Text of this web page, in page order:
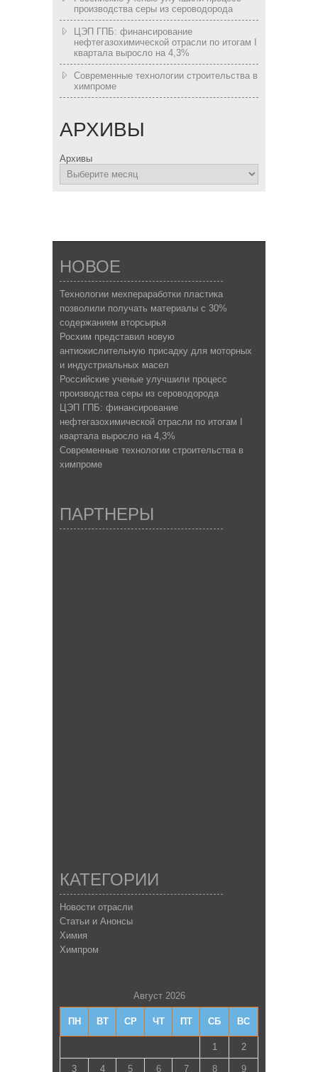
производства серы из сероводорода
ЦЭП ГПБ: финансирование
нефтегазохимической отрасли по итогам I
квартала выросло на 4,3%
Современные технологии строительства в
химпроме
АРХИВЫ
Архивы
НОВОЕ
Технологии мехпераработки пластика
позволили получать материалы с 30%
содержанием вторсырья
Росхим представил новую
антиокислительную присадку для моторных
и индустриальных масел
Российские ученые улучшили процесс
производства серы из сероводорода
ЦЭП ГПБ: финансирование
нефтегазохимической отрасли по итогам I
квартала выросло на 4,3%
Современные технологии строительства в
химпроме
ПАРТНЕРЫ
КАТЕГОРИИ
Новости отрасли
Статьи и Анонсы
Химия
Химпром
Август 2026
ПН ВТ СР ЧТ ПТ СБ ВС
1 2
3 4 5 6 7 8 9